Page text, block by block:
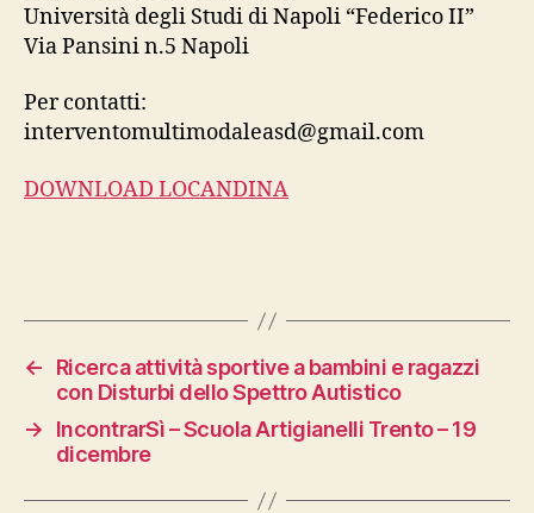
Università degli Studi di Napoli “Federico II”
Via Pansini n.5 Napoli
Per contatti:
interventomultimodaleasd@gmail.com
DOWNLOAD LOCANDINA
←
Ricerca attività sportive a bambini e ragazzi
con Disturbi dello Spettro Autistico
→
IncontrarSì – Scuola Artigianelli Trento – 19
dicembre